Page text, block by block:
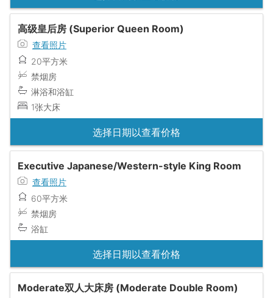
高级皇后房 (Superior Queen Room)
查看照片
20平方米
禁烟房
淋浴和浴缸
1张大床
选择日期以查看价格
Executive Japanese/Western-style King Room
查看照片
60平方米
禁烟房
浴缸
选择日期以查看价格
Moderate双人大床房 (Moderate Double Room)